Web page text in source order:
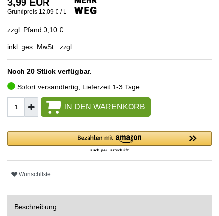
3,99 EUR
Grundpreis 12,09 € / L
zzgl. Pfand 0,10 €
inkl. ges. MwSt. zzgl.
Noch 20 Stück verfügbar.
Sofort versandfertig, Lieferzeit 1-3 Tage
IN DEN WARENKORB
Wunschliste
Beschreibung